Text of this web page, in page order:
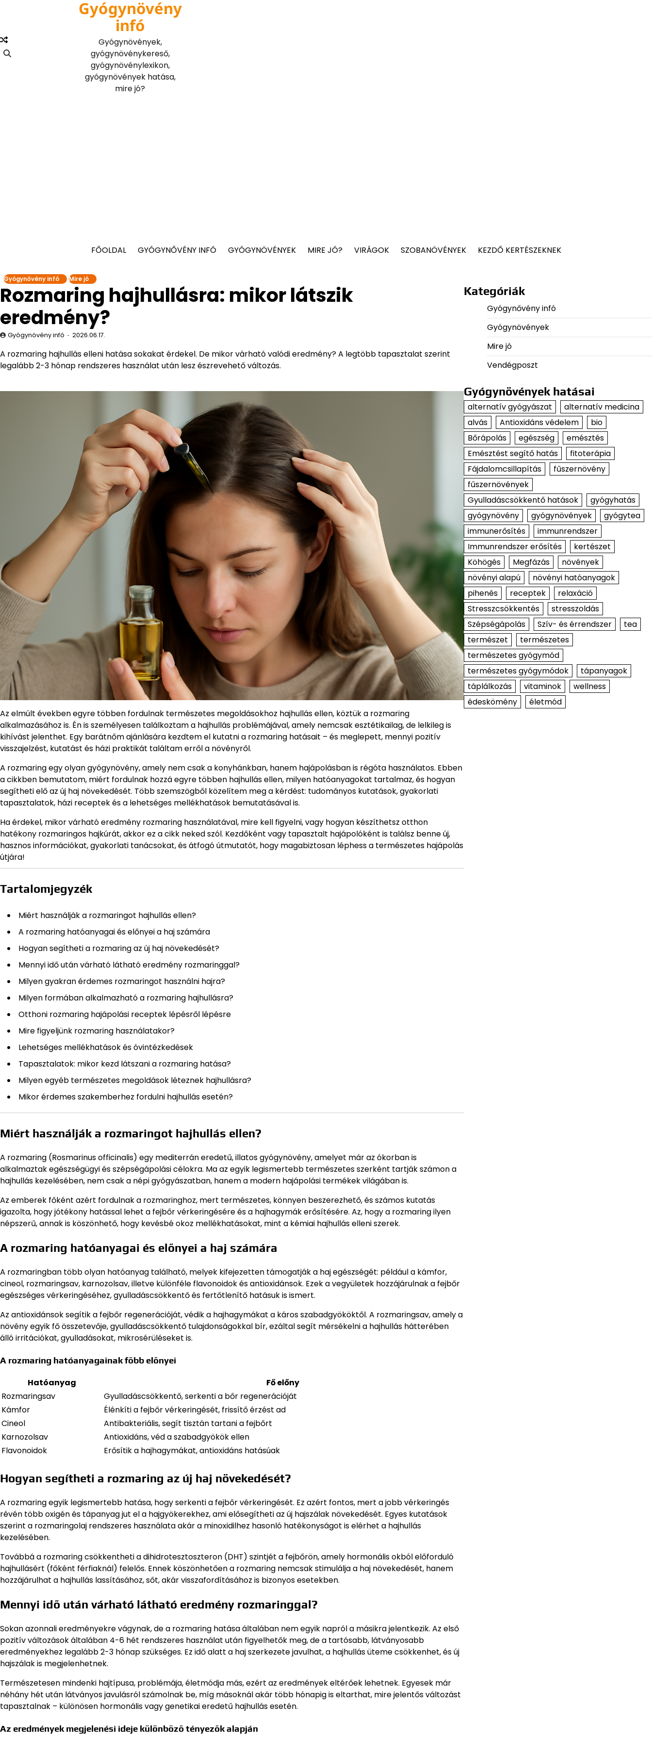
Gyógynövény
infó
Gyógynövények,
gyógynövénykereső,
gyógynövénylexikon,
gyógynövények hatása,
mire jó?
FŐOLDAL GYÓGYNŐVÉNY INFÓ GYÓGYNÖVÉNYEK MIRE JÓ? VIRÁGOK SZOBANÖVÉNYEK KEZDŐ KERTÉSZEKNEK
Gyógynővény infó Mire jó
Rozmaring hajhullásra: mikor látszik
eredmény?
Gyógynövény infó 2026.06.17.
A rozmaring hajhullás elleni hatása sokakat érdekel. De mikor várható valódi eredmény? A legtöbb tapasztalat szerint
legalább 2-3 hónap rendszeres használat után lesz észrevehető változás.
Az elmúlt években egyre többen fordulnak természetes megoldásokhoz hajhullás ellen, köztük a rozmaring
alkalmazásához is. Én is személyesen találkoztam a hajhullás problémájával, amely nemcsak esztétikailag, de lelkileg is
kihívást jelenthet. Egy barátnőm ajánlására kezdtem el kutatni a rozmaring hatásait – és meglepett, mennyi pozitív
visszajelzést, kutatást és házi praktikát találtam erről a növényről.
A rozmaring egy olyan gyógynövény, amely nem csak a konyhánkban, hanem hajápolásban is régóta használatos. Ebben
a cikkben bemutatom, miért fordulnak hozzá egyre többen hajhullás ellen, milyen hatóanyagokat tartalmaz, és hogyan
segítheti elő az új haj növekedését. Több szemszögből közelítem meg a kérdést: tudományos kutatások, gyakorlati
tapasztalatok, házi receptek és a lehetséges mellékhatások bemutatásával is.
Ha érdekel, mikor várható eredmény rozmaring használatával, mire kell figyelni, vagy hogyan készíthetsz otthon
hatékony rozmaringos hajkúrát, akkor ez a cikk neked szól. Kezdőként vagy tapasztalt hajápolóként is találsz benne új,
hasznos információkat, gyakorlati tanácsokat, és átfogó útmutatót, hogy magabiztosan léphess a természetes hajápolás
útjára!
Tartalomjegyzék
Miért használják a rozmaringot hajhullás ellen?
A rozmaring hatóanyagai és előnyei a haj számára
Hogyan segítheti a rozmaring az új haj növekedését?
Mennyi idő után várható látható eredmény rozmaringgal?
Milyen gyakran érdemes rozmaringot használni hajra?
Milyen formában alkalmazható a rozmaring hajhullásra?
Otthoni rozmaring hajápolási receptek lépésről lépésre
Mire figyeljünk rozmaring használatakor?
Lehetséges mellékhatások és óvintézkedések
Tapasztalatok: mikor kezd látszani a rozmaring hatása?
Milyen egyéb természetes megoldások léteznek hajhullásra?
Mikor érdemes szakemberhez fordulni hajhullás esetén?
Miért használják a rozmaringot hajhullás ellen?
A rozmaring (Rosmarinus officinalis) egy mediterrán eredetű, illatos gyógynövény, amelyet már az ókorban is
alkalmaztak egészségügyi és szépségápolási célokra. Ma az egyik legismertebb természetes szerként tartják számon a
hajhullás kezelésében, nem csak a népi gyógyászatban, hanem a modern hajápolási termékek világában is.
Az emberek főként azért fordulnak a rozmaringhoz, mert természetes, könnyen beszerezhető, és számos kutatás
igazolta, hogy jótékony hatással lehet a fejbőr vérkeringésére és a hajhagymák erősítésére. Az, hogy a rozmaring ilyen
népszerű, annak is köszönhető, hogy kevésbé okoz mellékhatásokat, mint a kémiai hajhullás elleni szerek.
A rozmaring hatóanyagai és előnyei a haj számára
A rozmaringban több olyan hatóanyag található, melyek kifejezetten támogatják a haj egészségét: például a kámfor,
cineol, rozmaringsav, karnozolsav, illetve különféle flavonoidok és antioxidánsok. Ezek a vegyületek hozzájárulnak a fejbőr
egészséges vérkeringéséhez, gyulladáscsökkentő és fertőtlenítő hatásuk is ismert.
Az antioxidánsok segítik a fejbőr regenerációját, védik a hajhagymákat a káros szabadgyököktől. A rozmaringsav, amely a
növény egyik fő összetevője, gyulladáscsökkentő tulajdonságokkal bír, ezáltal segít mérsékelni a hajhullás hátterében
álló irritációkat, gyulladásokat, mikrosérüléseket is.
A rozmaring hatóanyagainak főbb előnyei
Hatóanyag
Fő előny
Rozmaringsav
Gyulladáscsökkentő, serkenti a bőr regenerációját
Kámfor
Élénkíti a fejbőr vérkeringését, frissítő érzést ad
Cineol
Antibakteriális, segít tisztán tartani a fejbőrt
Karnozolsav
Antioxidáns, véd a szabadgyökök ellen
Flavonoidok
Erősítik a hajhagymákat, antioxidáns hatásúak
Hogyan segítheti a rozmaring az új haj növekedését?
A rozmaring egyik legismertebb hatása, hogy serkenti a fejbőr vérkeringését. Ez azért fontos, mert a jobb vérkeringés
révén több oxigén és tápanyag jut el a hajgyökerekhez, ami elősegítheti az új hajszálak növekedését. Egyes kutatások
szerint a rozmaringolaj rendszeres használata akár a minoxidilhez hasonló hatékonyságot is elérhet a hajhullás
kezelésében.
Továbbá a rozmaring csökkentheti a dihidrotesztoszteron (DHT) szintjét a fejbőrön, amely hormonális okból előforduló
hajhullásért (főként férfiaknál) felelős. Ennek köszönhetően a rozmaring nemcsak stimulálja a haj növekedését, hanem
hozzájárulhat a hajhullás lassításához, sőt, akár visszafordításához is bizonyos esetekben.
Mennyi idő után várható látható eredmény rozmaringgal?
Sokan azonnali eredményekre vágynak, de a rozmaring hatása általában nem egyik napról a másikra jelentkezik. Az első
pozitív változások általában 4-6 hét rendszeres használat után figyelhetők meg, de a tartósabb, látványosabb
eredményekhez legalább 2-3 hónap szükséges. Ez idő alatt a haj szerkezete javulhat, a hajhullás üteme csökkenhet, és új
hajszálak is megjelenhetnek.
Természetesen mindenki hajtípusa, problémája, életmódja más, ezért az eredmények eltérőek lehetnek. Egyesek már
néhány hét után látványos javulásról számolnak be, míg másoknál akár több hónapig is eltarthat, mire jelentős változást
tapasztalnak – különösen hormonális vagy genetikai eredetű hajhullás esetén.
Az eredmények megjelenési ideje különböző tényezők alapján
Kategóriák
Gyógynővény infó
Gyógynövények
Mire jó
Vendégposzt
Gyógynövények hatásai
alternatív gyógyászat
alternatív medicina
alvás
Antioxidáns védelem
bio
Bőrápolás
egészség
emésztés
Emésztést segítő hatás
fitoterápia
Fájdalomcsillapítás
fűszernövény
fűszernövények
Gyulladáscsökkentő hatások
gyógyhatás
gyógynövény
gyógynövények
gyógytea
immunerősítés
immunrendszer
Immunrendszer erősítés
kertészet
Köhögés
Megfázás
növények
növényi alapú
növényi hatóanyagok
pihenés
receptek
relaxáció
Stresszcsökkentés
stresszoldás
Szépségápolás
Szív- és érrendszer
tea
természet
természetes
természetes gyógymód
természetes gyógymódok
tápanyagok
táplálkozás
vitaminok
wellness
édeskömény
életmód